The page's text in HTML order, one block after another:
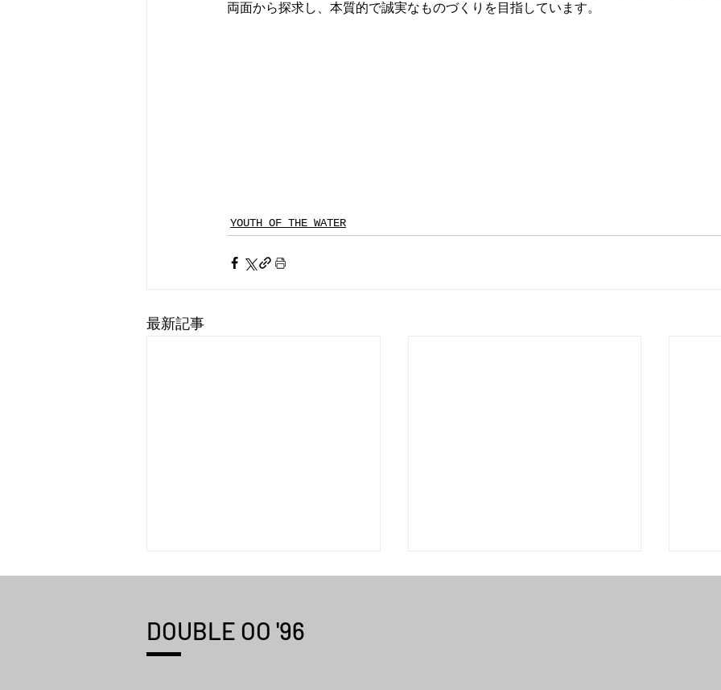
両面から探求し、本質的で誠実なものづくりを目指しています。
YOUTH OF THE WATER
最新記事
DOUBLE OO '96